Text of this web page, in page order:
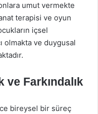
umut vermekte
terapisi ve oyun
içsel
olmakta ve duygusal
Farkındalık
bireysel bir süreç